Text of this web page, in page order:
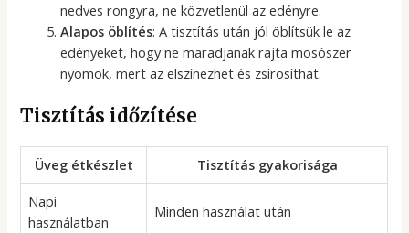
nedves rongyra, ne közvetlenül az edényre.
Alapos öblítés: A tisztítás után jól öblítsük le az
edényeket, hogy ne maradjanak rajta mosószer
nyomok, mert az elszínezhet és zsírosíthat.
Tisztítás időzítése
Üveg étkészlet
Tisztítás gyakorisága
Napi
használatban
Minden használat után